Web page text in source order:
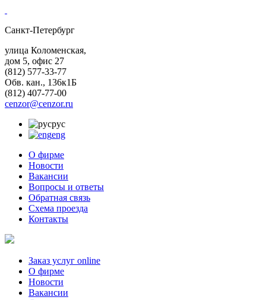
Санкт-Петербург
улица Коломенская,
дом 5, офис 27
(812) 577-33-77
Обв. кан., 136к1Б
(812) 407-77-00
cenzor@cenzor.ru
рус
eng
О фирме
Новости
Вакансии
Вопросы и ответы
Обратная связь
Схема проезда
Контакты
Заказ услуг online
О фирме
Новости
Вакансии